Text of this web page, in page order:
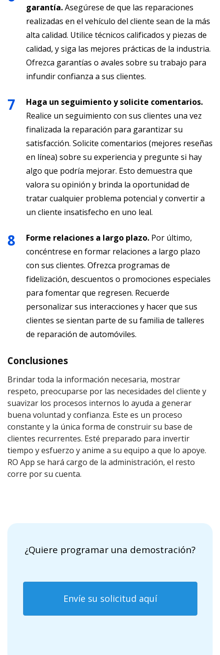
garantía.Asegúrese de que las reparaciones
realizadas en el vehículo del cliente sean de la más
alta calidad. Utilice técnicos calificados y piezas de
calidad, y siga las mejores prácticas de la industria.
Ofrezca garantías o avales sobre su trabajo para
infundir confianza a sus clientes.
Haga un seguimiento y solicite comentarios.
Realice un seguimiento con sus clientes una vez
finalizada la reparación para garantizar su
satisfacción. Solicite comentarios (mejores reseñas
en línea) sobre su experiencia y pregunte si hay
algo que podría mejorar. Esto demuestra que
valora su opinión y brinda la oportunidad de
tratar cualquier problema potencial y convertir a
un cliente insatisfecho en uno leal.
Forme relaciones a largo plazo. Por último,
concéntrese en formar relaciones a largo plazo
con sus clientes. Ofrezca programas de
fidelización, descuentos o promociones especiales
para fomentar que regresen. Recuerde
personalizar sus interacciones y hacer que sus
clientes se sientan parte de su familia de talleres
de reparación de automóviles.
Conclusiones
Brindar toda la información necesaria, mostrar
respeto, preocuparse por las necesidades del cliente y
suavizar los procesos internos lo ayuda a generar
buena voluntad y confianza. Este es un proceso
constante y la única forma de construir su base de
clientes recurrentes. Esté preparado para invertir
tiempo y esfuerzo y anime a su equipo a que lo apoye.
RO App se hará cargo de la administración, el resto
corre por su cuenta.
¿Quiere programar una demostración?
Envíe su solicitud aquí